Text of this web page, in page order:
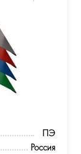
ПЭ
Россия